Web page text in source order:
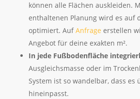
können alle Flächen auskleiden.
enthaltenen Planung wird es auf
optimiert. AufAnfrage erstellen
Angebot für deine exakten m².
In jede Fußbodenfläche
Ausgleichsmasse oder im
System ist so wandelbar, dass es
hineinpasst.